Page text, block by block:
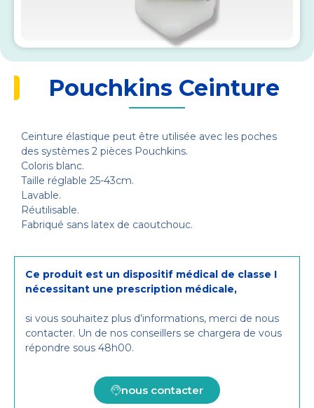
Pouchkins Ceinture
Ceinture élastique peut être utilisée avec les poches
des systèmes 2 pièces Pouchkins.
Coloris blanc.
Taille réglable 25-43cm.
Lavable.
Réutilisable.
Fabriqué sans latex de caoutchouc.
Ce produit est un dispositif médical de classe I
nécessitant une prescription médicale,
si vous souhaitez plus d’informations, merci de nous
contacter. Un de nos conseillers se chargera de vous
répondre sous 48h00.
nous contacter